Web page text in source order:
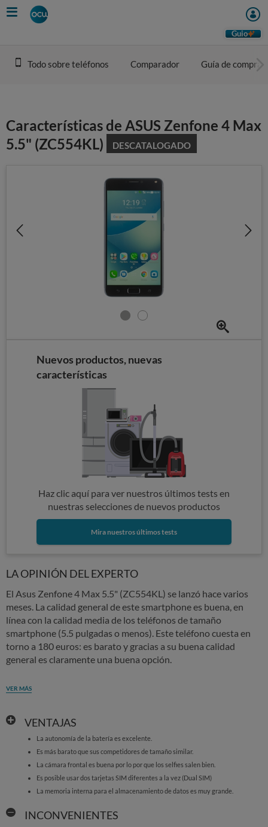
Skip
to
Guio
Todo sobre teléfonos Comparador Guía de compra
Características de ASUS Zenfone 4 Max
5.5" (ZC554KL)
DESCATALOGADO
Nuevos productos, nuevas
características
Haz clic aquí para ver nuestros últimos tests en
nuestras selecciones de nuevos productos
Mira nuestros últimos tests
LA OPINIÓN DEL EXPERTO
El Asus Zenfone 4 Max 5.5" (ZC554KL) se lanzó hace varios
meses. La calidad general de este smartphone es buena, en
línea con la calidad media de los teléfonos de tamaño
smartphone (5.5 pulgadas o menos). Este teléfono cuesta en
torno a 180 euros: es barato y gracias a su buena calidad
general es claramente una buena opción.
VER MÁS
VENTAJAS
La autonomía de la batería es excelente.
Es más barato que sus competidores de tamaño similar.
La cámara frontal es buena por lo por que los selfies salen bien.
Es posible usar dos tarjetas SIM diferentes a la vez (Dual SIM)
La memoria interna para el almacenamiento de datos es muy grande.
INCONVENIENTES